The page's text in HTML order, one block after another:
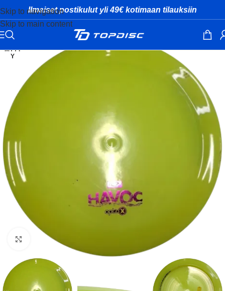
Skip to navigation
Skip to main content
Ilmaiset postikulut yli 49€ kotimaan tilauksiin
MYYT
Y
Klikkaa suuremmaksi